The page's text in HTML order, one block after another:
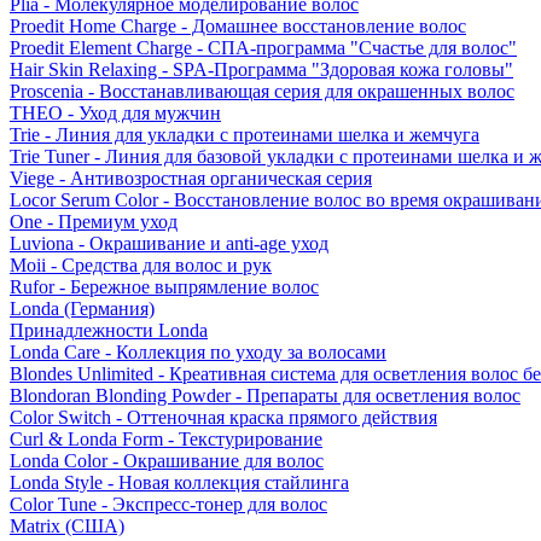
Plia - Молекулярное моделирование волос
Proedit Home Charge - Домашнее восстановление волос
Proedit Element Charge - СПА-программа "Счастье для волос"
Hair Skin Relaxing - SPA-Программа "Здоровая кожа головы"
Proscenia - Восстанавливающая серия для окрашенных волос
THEO - Уход для мужчин
Trie - Линия для укладки с протеинами шелка и жемчуга
Trie Tuner - Линия для базовой укладки с протеинами шелка и
Viege - Антивозростная органическая серия
Locor Serum Color - Восстановление волос во время
One - Премиум уход
Luviona - Окрашивание и anti-age уход
Moii - Средства для волос и рук
Rufor - Бережное выпрямление волос
Londa (Германия)
Принадлежности Londa
Londa Care - Коллекция по уходу за волосами
Blondes Unlimited - Креативная система для осветления волос
Blondoran Blonding Powder - Препараты для осветления волос
Color Switch - Оттеночная краска прямого действия
Curl & Londa Form - Текстурирование
Londa Color - Окрашивание для волос
Londa Style - Новая коллекция стайлинга
Color Tune - Экспресс-тонер для волос
Matrix (США)